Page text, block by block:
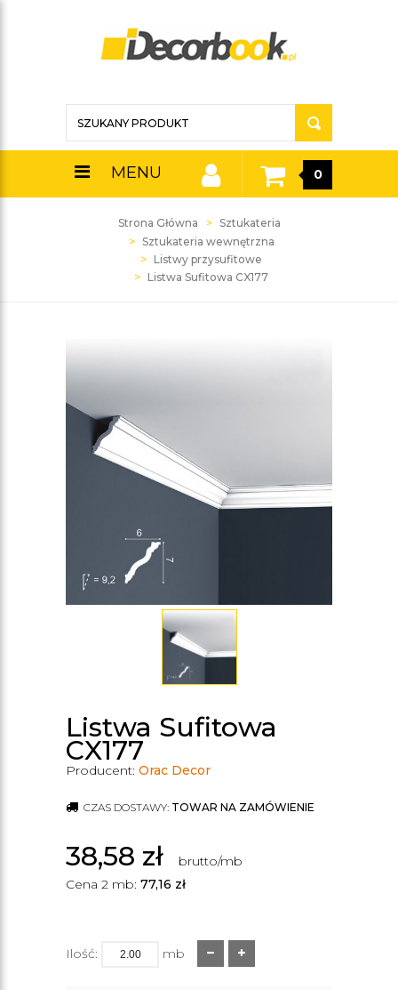
MENU 0
Strona Główna
Sztukateria
Sztukateria wewnętrzna
Listwy przysufitowe
Listwa Sufitowa CX177
Listwa Sufitowa
CX177
Producent: Orac Decor
CZAS DOSTAWY: TOWAR NA ZAMÓWIENIE
38,58 zł
brutto/mb
Cena 2 mb: 77,16 zł
Ilość: mb